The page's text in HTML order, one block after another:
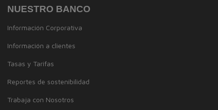
NUESTRO BANCO
Información Corporativa
Información a clientes
Tasas y Tarifas
Reportes de sostenibilidad
Trabaja con Nosotros